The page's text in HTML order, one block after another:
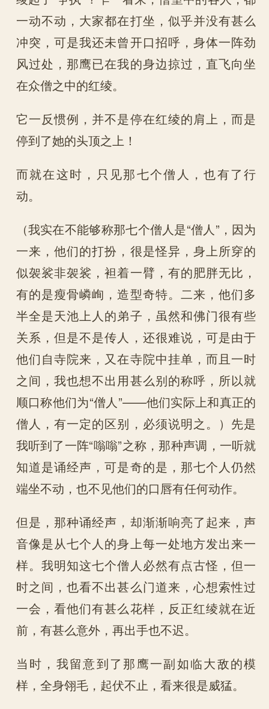
一动不动，大家都在打坐，似乎并没有甚么
冲突，可是我还未曾开口招呼，身体一阵劲
风过处，那鹰已在我的身边掠过，直飞向坐
在众僧之中的红绫。
它一反惯例，并不是停在红绫的肩上，而是
停到了她的头顶之上！
而就在这时，只见那七个僧人，也有了行
动。
（我实在不能够称那七个僧人是“僧人”，因为
一来，他们的打扮，很是怪异，身上所穿的
似袈裟非袈裟，袒着一臂，有的肥胖无比，
有的是瘦骨嶙峋，造型奇特。二来，他们多
半全是天池上人的弟子，虽然和佛门很有些
关系，但是不是传人，还很难说，可是由于
他们自寺院来，又在寺院中挂单，而且一时
之间，我也想不出用甚么别的称呼，所以就
顺口称他们为“僧人”——他们实际上和真正的
僧人，有一定的区别，必须说明之。）先是
我听到了一阵“嗡嗡”之称，那种声调，一听就
知道是诵经声，可是奇的是，那七个人仍然
端坐不动，也不见他们的口唇有任何动作。
但是，那种诵经声，却渐渐响亮了起来，声
音像是从七个人的身上每一处地方发出来一
样。我明知这七个僧人必然有点古怪，但一
时之间，也看不出甚么门道来，心想索性过
一会，看他们有甚么花样，反正红绫就在近
前，有甚么意外，再出手也不迟。
当时，我留意到了那鹰一副如临大敌的模
样，全身翎毛，起伏不止，看来很是威猛。